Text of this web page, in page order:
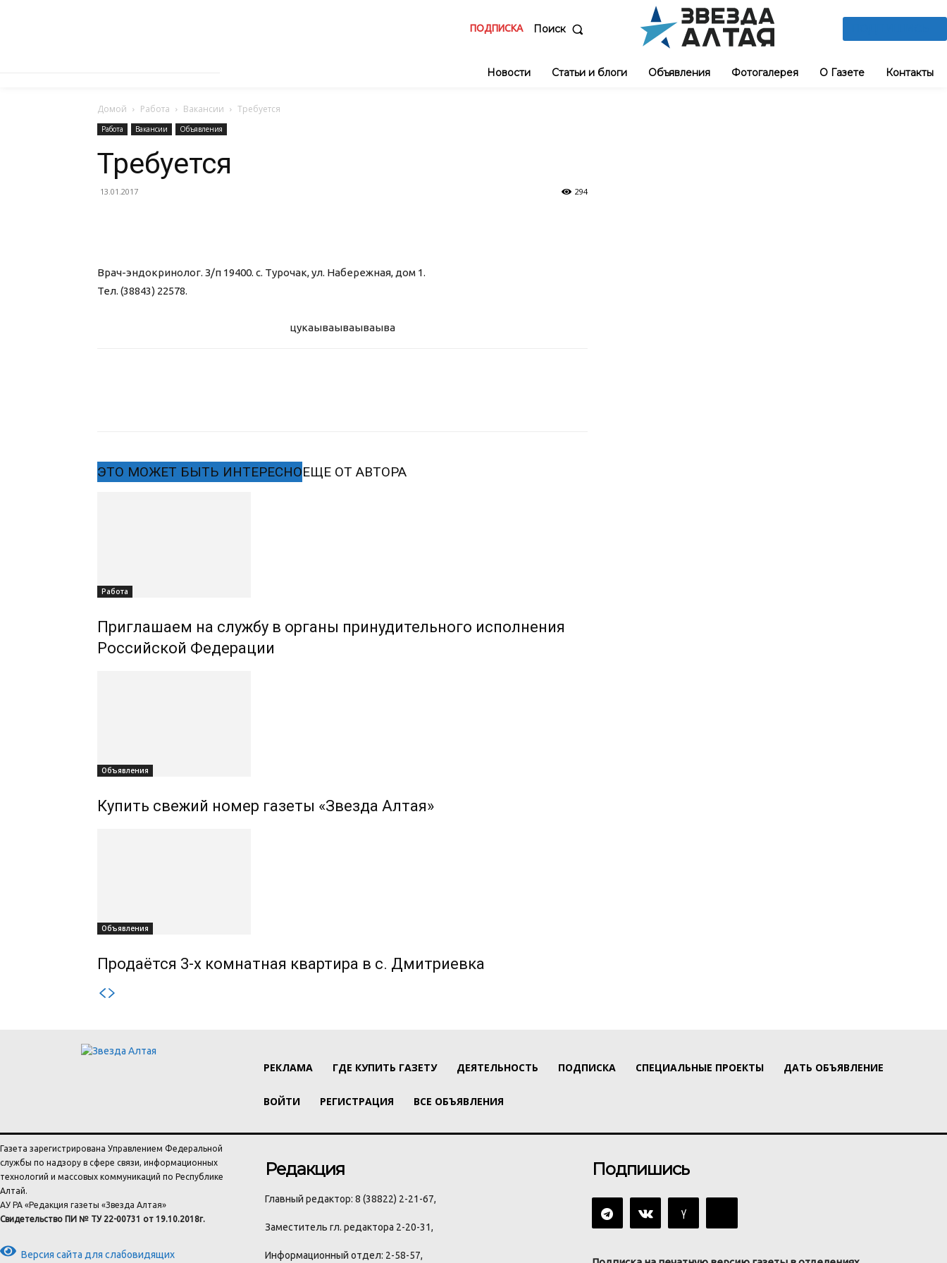
ПОДПИСКА Поиск
Новости Статьи и блоги Объявления Фотогалерея О Газете Контакты
Домой Работа Вакансии Требуется
Работа Вакансии Объявления
Требуется
13.01.2017 294
Врач-эндокринолог. З/п 19400. с. Турочак, ул. Набережная, дом 1.
Тел. (38843) 22578.
цукаываываываыва
ЭТО МОЖЕТ БЫТЬ ИНТЕРЕСНОЕЩЕ ОТ АВТОРА
Работа
Приглашаем на службу в органы принудительного исполнения
Российской Федерации
Объявления
Купить свежий номер газеты «Звезда Алтая»
Объявления
Продаётся 3-х комнатная квартира в с. Дмитриевка
РЕКЛАМА ГДЕ КУПИТЬ ГАЗЕТУ ДЕЯТЕЛЬНОСТЬ ПОДПИСКА СПЕЦИАЛЬНЫЕ ПРОЕКТЫ ДАТЬ ОБЪЯВЛЕНИЕ
ВОЙТИ РЕГИСТРАЦИЯ ВСЕ ОБЪЯВЛЕНИЯ
Газета зарегистрирована Управлением Федеральной
службы по надзору в сфере связи, информационных
технологий и массовых коммуникаций по Республике
Алтай.
АУ РА «Редакция газеты «Звезда Алтая»
Свидетельство ПИ № ТУ 22-00731 от 19.10.2018г.
Версия сайта для слабовидящих
Редакция
Главный редактор: 8 (38822) 2-21-67,
Заместитель гл. редактора 2-20-31,
Информационный отдел: 2-58-57,
Подпишись